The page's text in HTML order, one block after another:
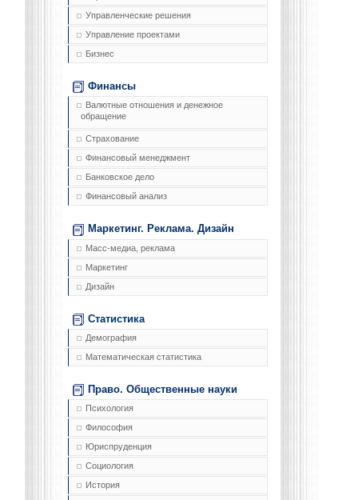
Управленческие решения
Управление проектами
Бизнес
Финансы
Валютные отношения и денежное
обращение
Страхование
Финансовый менеджмент
Банковское дело
Финансовый анализ
Маркетинг. Реклама. Дизайн
Масс-медиа, реклама
Маркетинг
Дизайн
Статистика
Демография
Математическая статистика
Право. Общественные науки
Психология
Философия
Юриспруденция
Социология
История